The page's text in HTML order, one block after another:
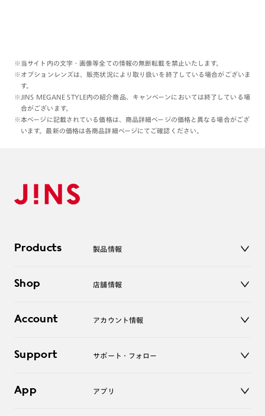
※当サイト内の文字・画像等全ての情報の無断転載を禁止いたします。
※オプションレンズは、販売状況により取り扱いを終了している場合がございま
す。
※JINS MEGANE STYLE内の紹介商品、キャンペーンにおいては終了している場
合がございます。
※本ページに記載されている価格は、商品詳細ページの価格と異なる場合がござ
います。最新の価格は各商品詳細ページにてご確認ください。
Products 製品情報
サングラス
コンタクトレンズ
アクセサリー
Shop 店舗情報
オンラインショップ
Account アカウント情報
ログアウト
Support サポート・フォロー
よくあるご質問
App アプリ